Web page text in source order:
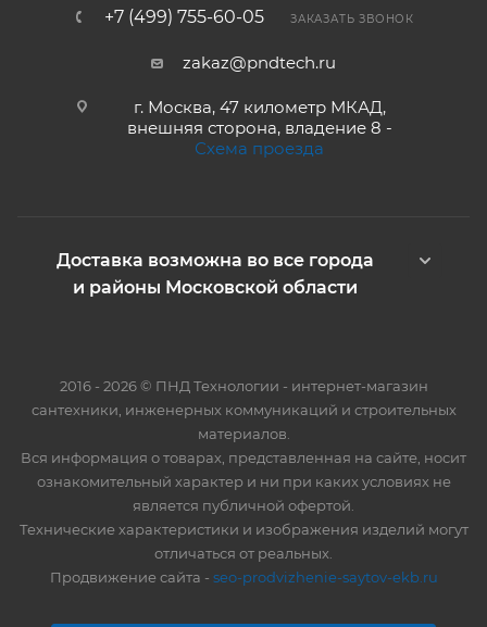
+7 (499) 755-60-05 ЗАКАЗАТЬ ЗВОНОК
zakaz@pndtech.ru
г. Москва, 47 километр МКАД,
внешняя сторона, владение 8 -
Схема проезда
Доставка возможна во все города
и районы Московской области
2016 - 2026 © ПНД Технологии - интернет-магазин
сантехники, инженерных коммуникаций и строительных
материалов.
Вся информация о товарах, представленная на сайте, носит
ознакомительный характер и ни при каких условиях не
является публичной офертой.
Технические характеристики и изображения изделий могут
отличаться от реальных.
Продвижение сайта - seo-prodvizhenie-saytov-ekb.ru